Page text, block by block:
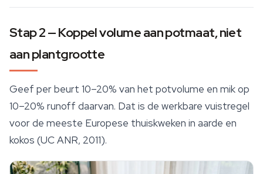
Stap 2 — Koppel volume aan potmaat, niet
aan plantgrootte
Geef per beurt 10–20% van het potvolume en mik op
10–20% runoff daarvan. Dat is de werkbare vuistregel
voor de meeste Europese thuiskweken in aarde en
kokos (UC ANR, 2011).